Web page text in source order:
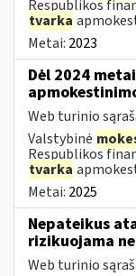
Respublikos
tvarka
Metai: 2023
Dėl 2024
Web turinio
Valstybinė
Respublikos
tvarka
Metai: 2025
Nepateikus
rizikuojama
Web turinio